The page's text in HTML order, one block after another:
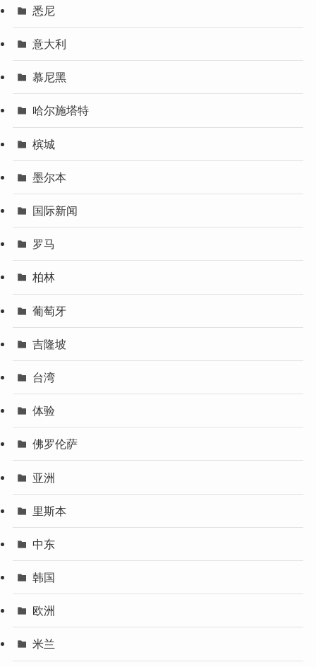
悉尼
意大利
慕尼黑
哈尔施塔特
槟城
墨尔本
国际新闻
罗马
柏林
葡萄牙
吉隆坡
台湾
体验
佛罗伦萨
亚洲
里斯本
中东
韩国
欧洲
米兰